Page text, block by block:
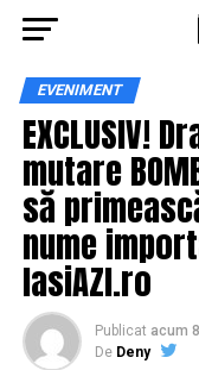
EVENIMENT
EXCLUSIV!
mutare
să
nume
IasiAZI.ro
Publicat acum
De Deny